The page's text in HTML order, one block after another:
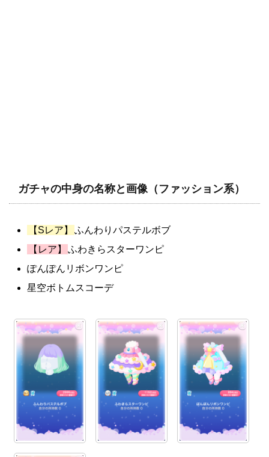
ガチャの中身の名称と画像（ファッション系）
【Sレア】
ふんわりパステルボブ
【レア】
ふわきらスターワンピ
ぽんぽんリボンワンピ
星空ボトムスコーデ